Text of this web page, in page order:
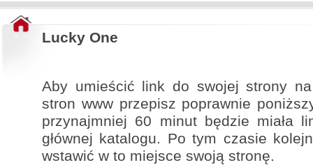
Lucky One
Aby umieścić link do swojej strony
stron www przepisz poprawnie
przynajmniej 60 minut będzie miała
głównej katalogu. Po tym czasie
wstawić w to miejsce swoją stronę.